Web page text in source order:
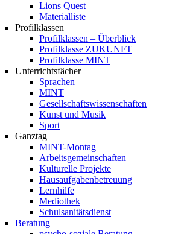
Lions Quest
Materialliste
Profilklassen
Profilklassen – Überblick
Profilklasse ZUKUNFT
Profilklasse MINT
Unterrichtsfächer
Sprachen
MINT
Gesellschaftswissenschaften
Kunst und Musik
Sport
Ganztag
MINT-Montag
Arbeitsgemeinschaften
Kulturelle Projekte
Hausaufgabenbetreuung
Lernhilfe
Mediothek
Schulsanitätsdienst
Beratung